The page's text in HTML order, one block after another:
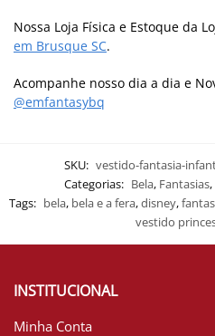
Nossa Loja Física e Estoque da
em Brusque SC.
Acompanhe nosso dia a dia e
@emfantasybq
SKU: vestido-fantasia-
Categorias: Bela, Fantasias,
Tags: bela, bela e a fera,disney,
vestido
INSTITUCIONAL
Minha Conta